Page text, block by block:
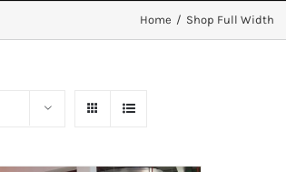
Home / Shop Full Width